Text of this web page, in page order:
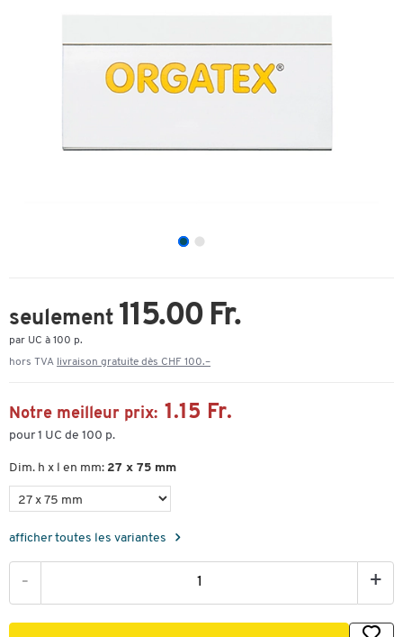
seulement 115.00 Fr.
par UC à 100 p.
hors TVA livraison gratuite dès CHF 100.–
Notre meilleur prix: 1.15 Fr.
pour 1 UC de 100 p.
Dim. h x l en mm: 27 x 75 mm
afficher toutes les variantes
- +